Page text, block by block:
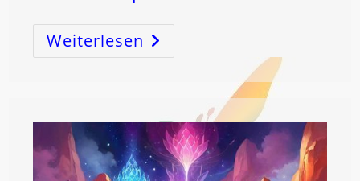
Weiterlesen Die
HEILIGE
STADT